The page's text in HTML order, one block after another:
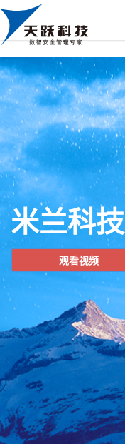
米兰科技
观看视频